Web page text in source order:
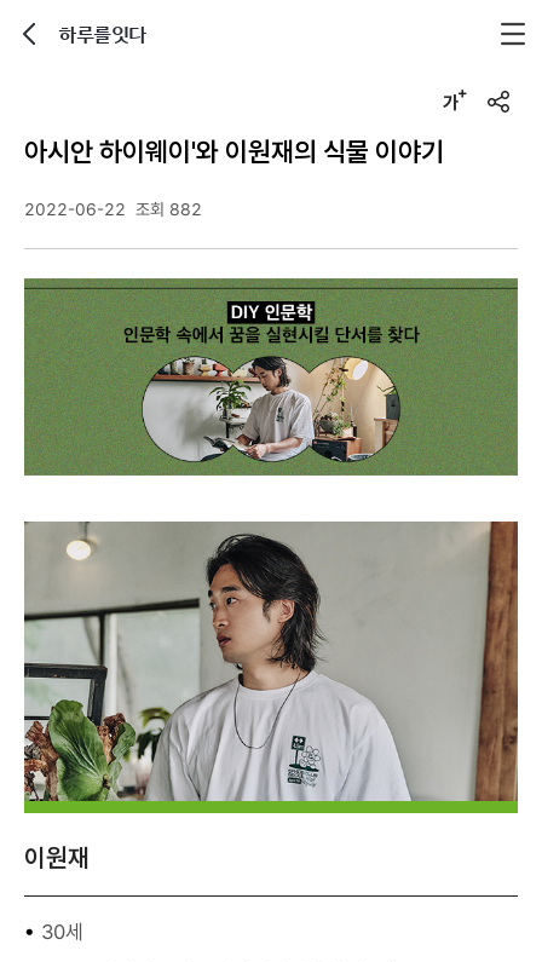
하루를잇다
u
아시안 하이웨이'와 이원재의 식물 이야기
2022-06-22 조회 882
이원재
30세